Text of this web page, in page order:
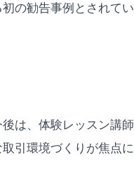
の勧告事例とされてい
は、体験レッスン講師
引環境づくりが焦点に